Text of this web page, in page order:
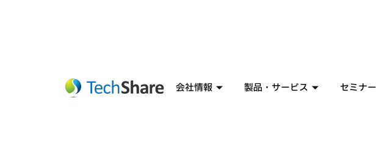
会社情報 製品・サービス セミナー